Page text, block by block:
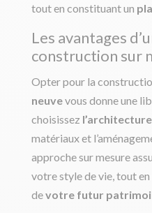
tout en constituant un
Les avantages
construction sur
Opter pour la
neuvevous donne une
choisissez l’architecture
matériaux et
approche sur mesure
votre style de vie, tout
devotre futur